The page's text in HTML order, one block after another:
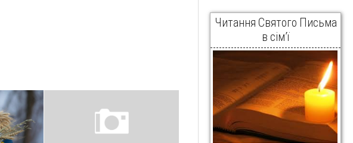
Читання Святого Письма
в сім’ї